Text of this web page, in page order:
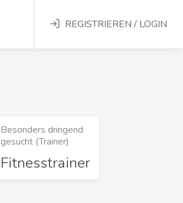
REGISTRIEREN / LOGIN
Besonders dringend
gesucht (Trainer)
Fitnesstrainer